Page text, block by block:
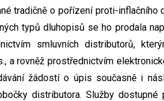
tradičně o pořízení proti-inflačního
typů dluhopisů se ho prodala
smluvních distributorů,
a rovněž prostřednictvím
žádostí o úpis současně i
distributora. Služby dostupné